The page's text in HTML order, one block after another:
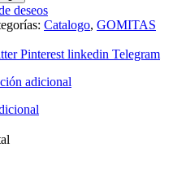
deseos
Catalogo, GOMITAS
Pinterest linkedin Telegram
adicional